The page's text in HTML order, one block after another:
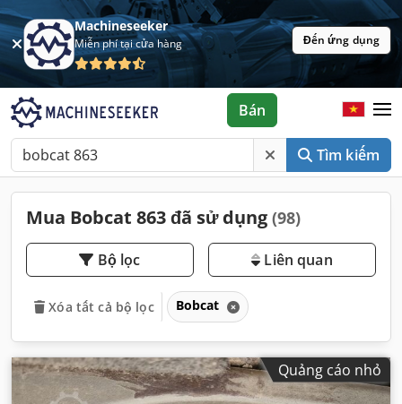
Machineseeker
Miễn phí tại cửa hàng Đến ứng dụng
Tìm kiếm
Bán
Mua Bobcat 863 đã sử dụng (98)
Bộ lọc Liên quan
Xóa tất cả bộ lọc Bobcat
Quảng cáo nhỏ